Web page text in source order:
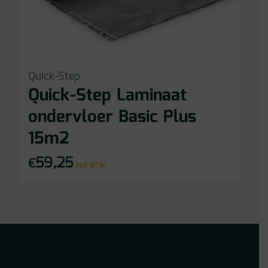
Quick-Step
Quick-Step Laminaat
ondervloer Basic Plus
15m2
€59,25 incl BTW